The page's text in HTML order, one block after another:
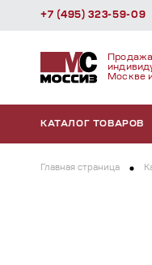
Москве
КАТАЛОГ ТОВАРОВ
+7 (495) 323-59-09
Главная страница